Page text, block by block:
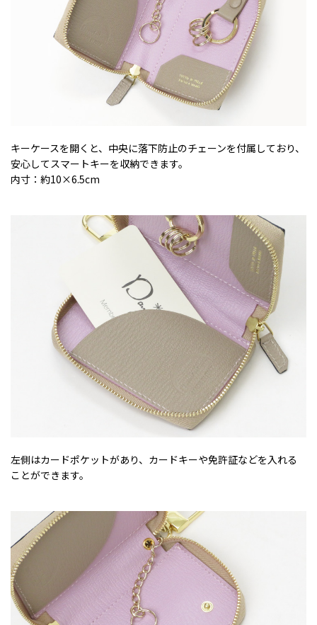
キーケースを開くと、中央に落下防止のチェーンを付属しており、
安心してスマートキーを収納できます。
内寸：約10×6.5cm
左側はカードポケットがあり、カードキーや免許証などを入れる
ことができます。